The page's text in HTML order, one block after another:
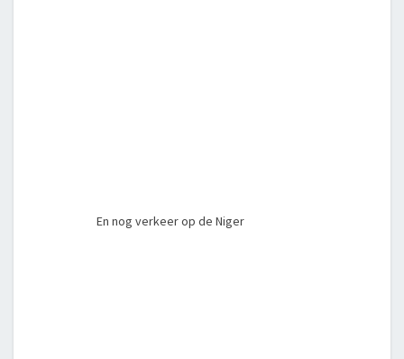
En nog verkeer op de Niger